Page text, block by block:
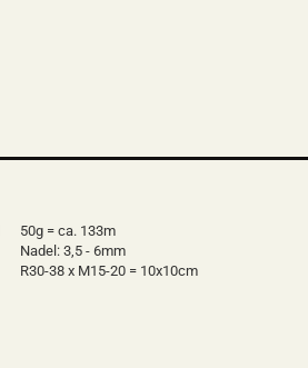
50g = ca. 133m
Nadel: 3,5 - 6mm
R30-38 x M15-20 = 10x10cm